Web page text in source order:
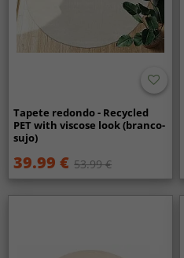
Tapete redondo - Recycled
PET with viscose look (branco-
sujo)
39.99 € 53.99 €